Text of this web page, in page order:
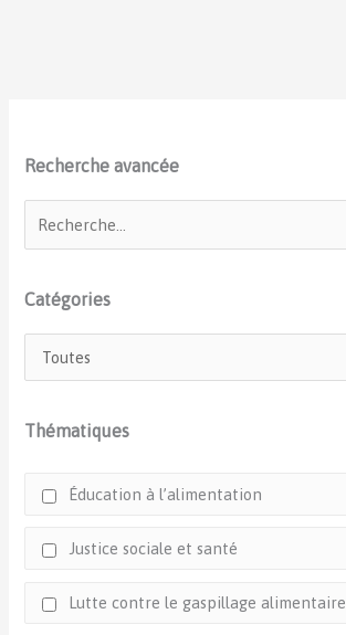
Recherche avancée
Catégories
Thématiques
Éducation à l’alimentation
Justice sociale et santé
Lutte contre le gaspillage alimentaire